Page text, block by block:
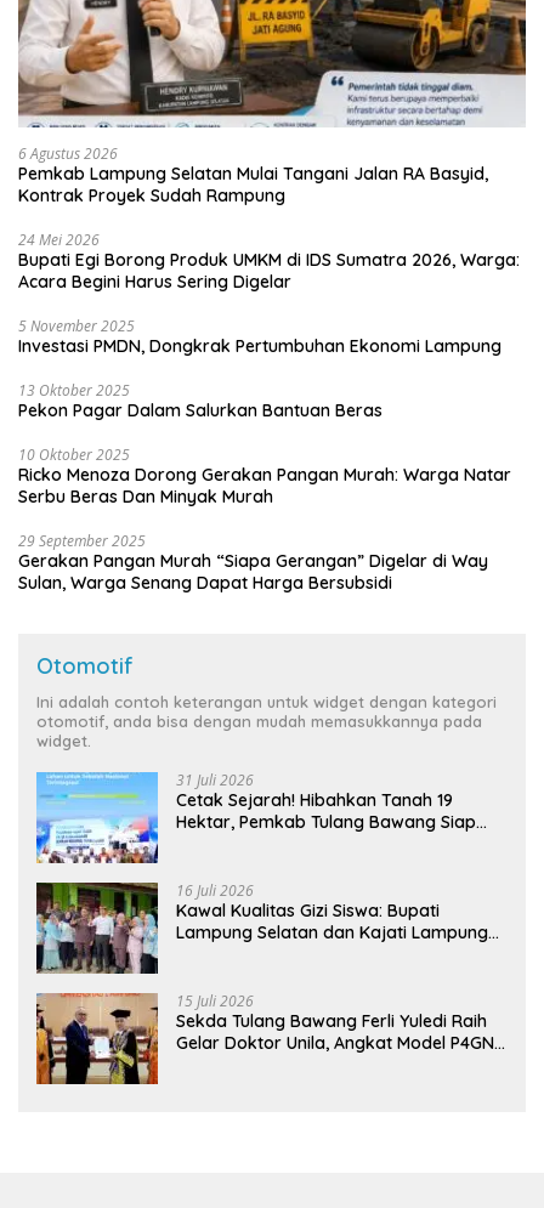
6 Agustus 2026
Pemkab Lampung Selatan Mulai Tangani Jalan RA Basyid,
Kontrak Proyek Sudah Rampung
24 Mei 2026
Bupati Egi Borong Produk UMKM di IDS Sumatra 2026, Warga:
Acara Begini Harus Sering Digelar
5 November 2025
Investasi PMDN, Dongkrak Pertumbuhan Ekonomi Lampung
13 Oktober 2025
Pekon Pagar Dalam Salurkan Bantuan Beras
10 Oktober 2025
Ricko Menoza Dorong Gerakan Pangan Murah: Warga Natar
Serbu Beras Dan Minyak Murah
29 September 2025
Gerakan Pangan Murah “Siapa Gerangan” Digelar di Way
Sulan, Warga Senang Dapat Harga Bersubsidi
Otomotif
Ini adalah contoh keterangan untuk widget dengan kategori
otomotif, anda bisa dengan mudah memasukkannya pada
widget.
31 Juli 2026
Cetak Sejarah! Hibahkan Tanah 19
Hektar, Pemkab Tulang Bawang Siap
16 Juli 2026
Kawal Kualitas Gizi Siswa: Bupati
Lampung Selatan dan Kajati Lampung
15 Juli 2026
Sekda Tulang Bawang Ferli Yuledi Raih
Gelar Doktor Unila, Angkat Model P4GN